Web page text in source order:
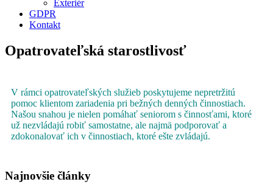
Exteriér
GDPR
Kontakt
Opatrovateľská starostlivosť
V rámci opatrovateľských služieb poskytujeme nepretržitú
pomoc klientom zariadenia pri bežných denných činnostiach.
Našou snahou je nielen pomáhať seniorom s činnosťami, ktoré
už nezvládajú robiť samostatne, ale najmä podporovať a
zdokonalovať ich v činnostiach, ktoré ešte zvládajú.
Najnovšie články